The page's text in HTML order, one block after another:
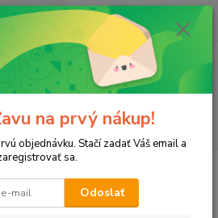
Menu
ks
za0 €
VNZ PROFI
na prvý nákup!
objednávku. Stačí zadať Váš email a
sa.
Odoslať